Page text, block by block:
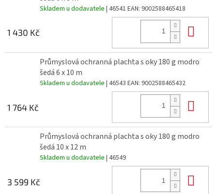
Skladem u dodavatele | 46541 EAN: 9002588465418
1 430 Kč
Průmyslová ochranná plachta s oky 180 g modro
šedá 6 x 10 m
Skladem u dodavatele | 46543 EAN: 9002588465432
1 764 Kč
Průmyslová ochranná plachta s oky 180 g modro
šedá 10 x 12 m
Skladem u dodavatele | 46549
3 599 Kč